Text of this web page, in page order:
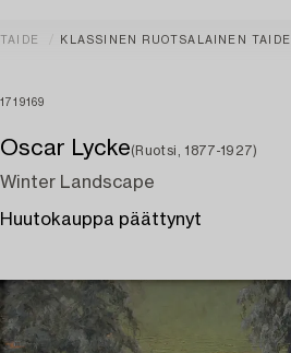
TAIDE KLASSINEN RUOTSALAINEN TAIDE
1719169
Oscar Lycke(Ruotsi, 1877-1927)
Winter Landscape
Huutokauppa päättynyt